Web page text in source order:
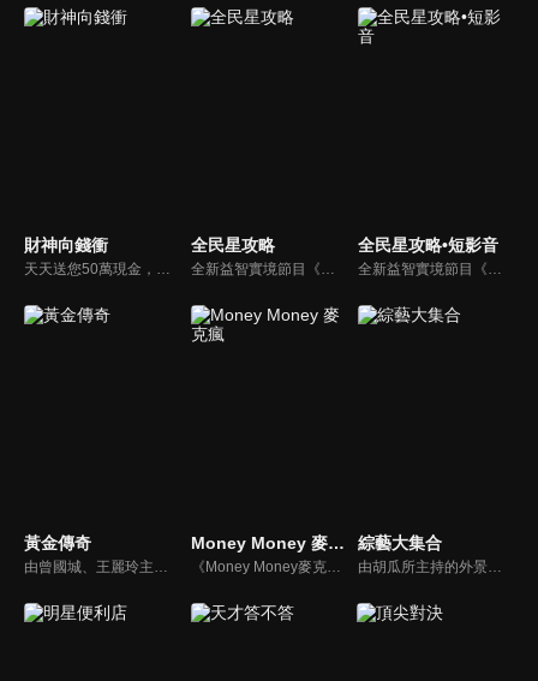
財神向錢衝
天天送您50萬現金，還有汽車大獎！不考智力、體力，挑戰家人、同事、同學、朋友互相了解的成渡和共同生活經驗。快來參加《財神向前衝》大獎通通送給您。
全民星攻略
全新益智實境節目《全民星攻略》，由館長曾國城擔任把關者，考驗著每個來挑戰九宮格益智遊戲藝人明星。想要攻略九宮格關卡，透過創意聯想、邏輯推理、理想分析，才有機會獲取智慧星幣，帶走夢幻大獎。
全民星攻略•短影音
全新益智實境節目《全民星攻略》，由館長曾國城擔任把關者，考驗著每個來挑戰九宮格益智遊戲藝人明星。想要攻略九宮格關卡，透過創意聯想、邏輯推理、理想分析，才有機會獲取智慧星幣，帶走夢幻大獎。
黃金傳奇
由曾國城、王麗玲主持，許多人記憶中的經典外景綜藝節目之一。每次闖關成功的隊伍，可獲得藏寶圖；拼湊出完整藏寶圖者，可憑著藏寶圖提示至寶箱放置處；最後以正確寶箱之正確答案鑰匙開啟成功者，除隊長本身外的每位參賽者，即可獲得價值新台幣5萬元之黃金金牌。
Money Money 麥克瘋
《Money Money麥克瘋》節目強調不比音準、不比音色，也不比外型、外貌、氣質、長相等如何，只強調只要歌詞記得牢，就可以參加比賽。
綜藝大集合
由胡瓜所主持的外景綜藝節目，秉持著「幸福好運到，獎金送夠夠」的精神，和眾多藝人與鄉親同樂玩遊戲拿獎金，介紹各地的人文、美食、特產等，提供豐富多元的內容，不間斷的笑料，讓您忘卻一切煩惱、開懷大笑。